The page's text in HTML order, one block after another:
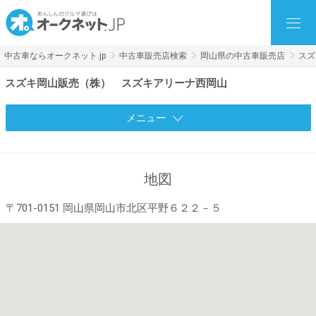
中古車ならオークネット.jp 中古車販売店検索 岡山県の中古車販売店 ス
スズキ岡山販売（株） スズキアリーナ西岡山
メニュー
地図
〒701-0151 岡山県岡山市北区平野６２２－５